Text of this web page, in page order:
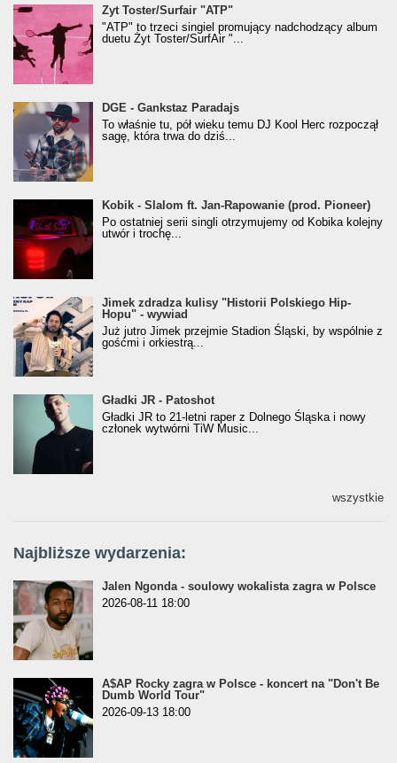
Żyt Toster/SurfAir - ATP VIDEO
Żyt Toster/Surfair "ATP"
"ATP" to trzeci singiel promujący nadchodzący album
duetu Żyt Toster/SurfAir "...
donGURALesko z nagrodą za
Klasyczny/Trueschoolowy Album Roku
(Popkillery 2023)
DGE - Gankstaz Paradajs
To właśnie tu, pół wieku temu DJ Kool Herc rozpoczął
sagę, która trwa do dziś...
Kobik - Slalom ft. Jan-Rapowanie (prod. Pioneer)
[Official Music Visualiser]
Kobik - Slalom ft. Jan-Rapowanie (prod. Pioneer)
Po ostatniej serii singli otrzymujemy od Kobika kolejny
utwór i trochę...
Jimek zdradza kulisy "Historii Polskiego Hip-
Hopu" - wywiad
Jimek zdradza kulisy "Historii Polskiego Hip-
Hopu" - wywiad
Już jutro Jimek przejmie Stadion Śląski, by wspólnie z
gośćmi i orkiestrą...
Gładki JR - Patoshot
Gładki JR - Patoshot
Gładki JR to 21-letni raper z Dolnego Śląska i nowy
członek wytwórni TiW Music...
wszystkie
Najbliższe wydarzenia:
Jalen Ngonda - soulowy wokalista zagra w Polsce
2026-08-11 18:00
A$AP Rocky zagra w Polsce - koncert na "Don't Be
Dumb World Tour"
2026-09-13 18:00